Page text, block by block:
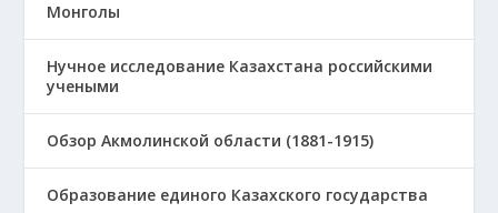
Монголы
Нучное исследование Казахстана российскими
учеными
Обзор Акмолинской области (1881-1915)
Образование единого Казахского государства